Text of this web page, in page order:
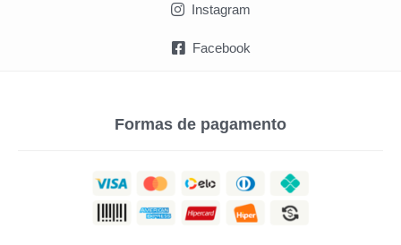
Instagram
Facebook
Formas de pagamento